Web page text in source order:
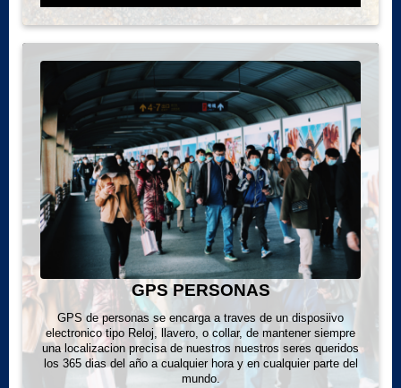
GPS PERSONAS
GPS de personas se encarga a traves de un disposiivo
electronico tipo Reloj, llavero, o collar, de mantener siempre
una localizacion precisa de nuestros nuestros seres queridos
los 365 dias del año a cualquier hora y en cualquier parte del
mundo.